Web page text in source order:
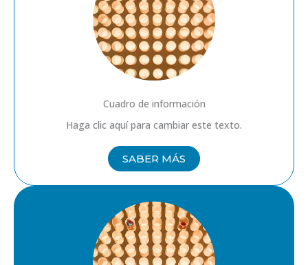
Cuadro de información
Haga clic aquí para cambiar este texto.
SABER MÁS